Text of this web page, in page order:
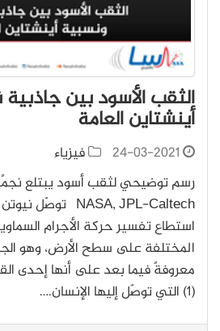
الثقب الأسود بين
أينشتاين العامة
24-03-2021
فيزياء
رسم توضيحي لثقب أسود يبتلع
استطاع تفسير حركة الأجرام
المختلفة على سطح الأرض، وهو
معروفةً فيما بعد على أنها إحدى
(1) التي توصّل إليها الإنسان.…